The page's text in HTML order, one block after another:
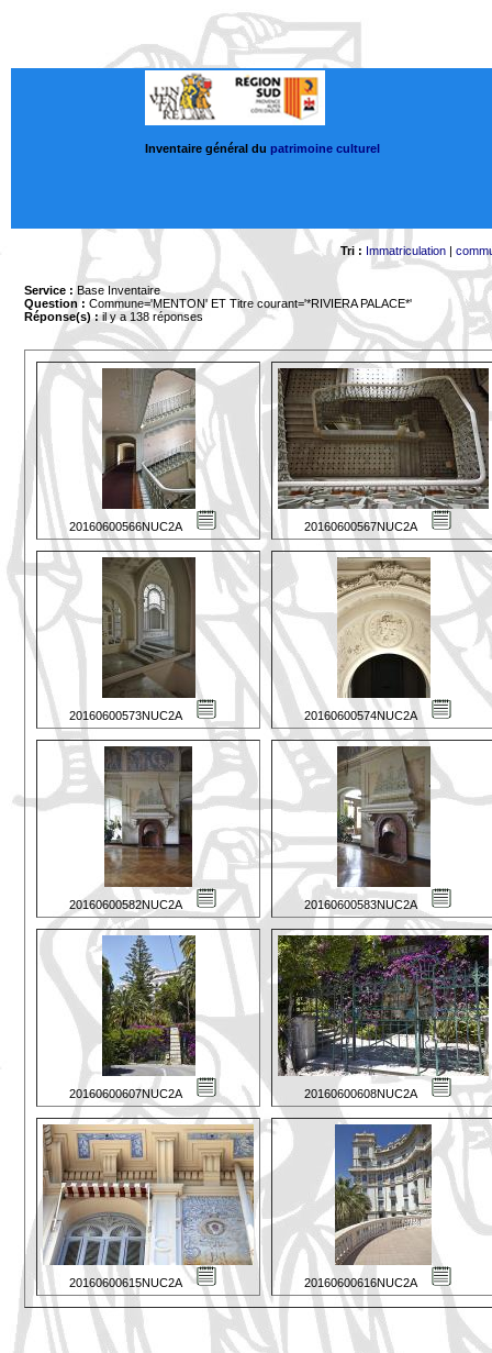
Inventaire général du patrimoine culturel
Tri : Immatriculation|
Service : Base Inventaire
Question : Commune='MENTON' ET Titre courant='*RIVIERA PALACE*'
Réponse(s) :il y a 138 réponses
20160600566NUC2A 20160600567NUC2A
20160600573NUC2A 20160600574NUC2A
20160600582NUC2A 20160600583NUC2A
20160600607NUC2A 20160600608NUC2A
20160600615NUC2A 20160600616NUC2A